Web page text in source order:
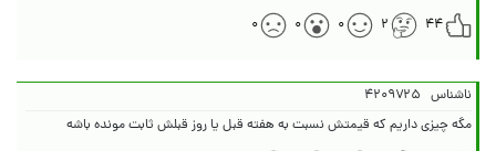
۴۴
۲ ۰ ۰ ۰
ناشناس ۴۲۰۹۷۲۵
مگه چیزی داریم که قیمتش نسبت به هفته قبل یا روز قبلش ثابت مونده باشه